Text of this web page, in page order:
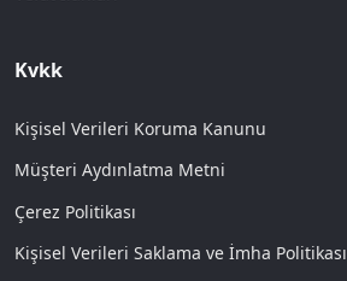
Kvkk
Kişisel Verileri Koruma Kanunu
Müşteri Aydınlatma Metni
Çerez Politikası
Kişisel Verileri Saklama ve İmha Politikası